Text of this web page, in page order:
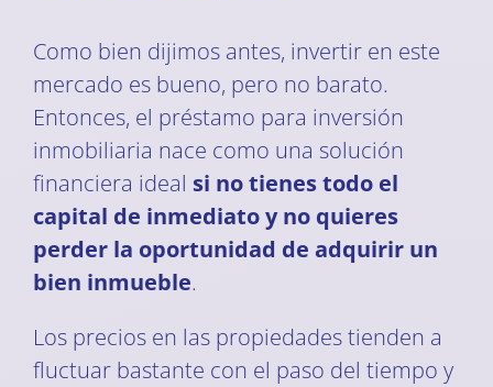
Como bien dijimos antes, invertir en este
mercado es bueno, pero no barato.
Entonces, el préstamo para inversión
inmobiliaria nace como una solución
financiera ideal si no tienes todo el
capital de inmediato y no quieres
perder la oportunidad de adquirir un
bien inmueble.
Los precios en las propiedades tienden a
fluctuar bastante con el paso del tiempo y